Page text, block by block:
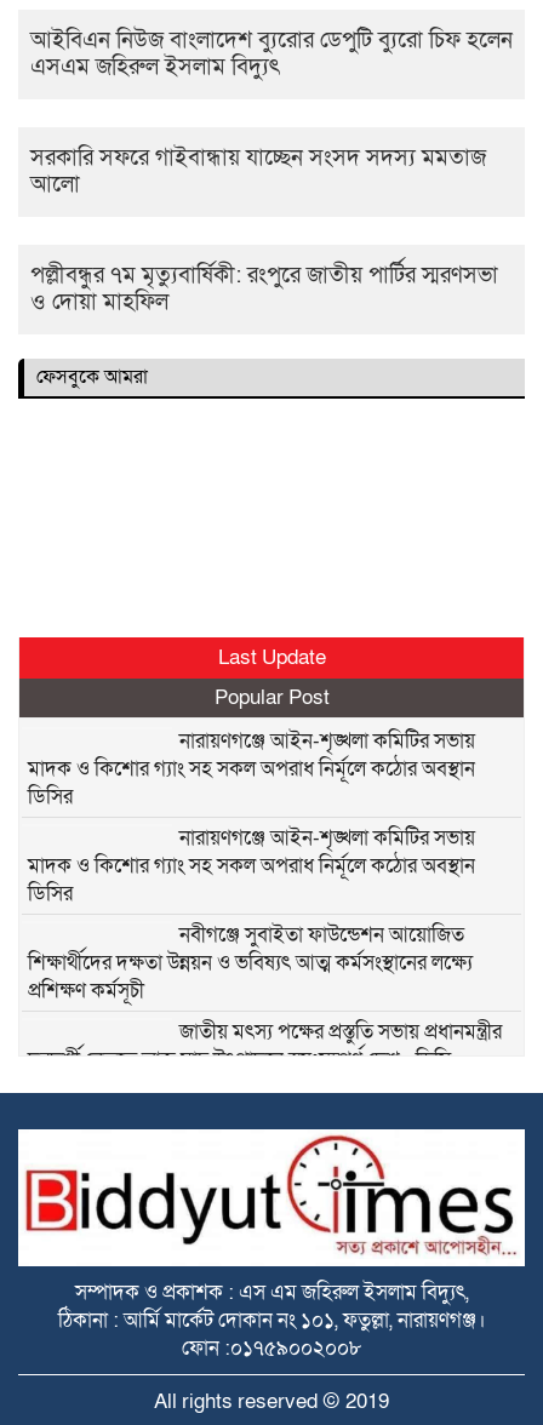
আইবিএন নিউজ বাংলাদেশ ব্যুরোর ডেপুটি ব্যুরো চিফ হলেন
এসএম জহিরুল ইসলাম বিদ্যুৎ
সরকারি সফরে গাইবান্ধায় যাচ্ছেন সংসদ সদস্য মমতাজ
আলো
পল্লীবন্ধুর ৭ম মৃত্যুবার্ষিকী: রংপুরে জাতীয় পার্টির স্মরণসভা
ও দোয়া মাহফিল
ফেসবুকে আমরা
Last Update
Popular Post
নারায়ণগঞ্জে আইন-শৃঙ্খলা কমিটির সভায়
মাদক ও কিশোর গ্যাং সহ সকল অপরাধ নির্মূলে কঠোর অবস্থান
ডিসির
নারায়ণগঞ্জে আইন-শৃঙ্খলা কমিটির সভায়
মাদক ও কিশোর গ্যাং সহ সকল অপরাধ নির্মূলে কঠোর অবস্থান
ডিসির
নবীগঞ্জে সুবাইতা ফাউন্ডেশন আয়োজিত
শিক্ষার্থীদের দক্ষতা উন্নয়ন ও ভবিষ্যৎ আত্ম কর্মসংস্থানের লক্ষ্যে
প্রশিক্ষণ কর্মসূচী
জাতীয় মৎস্য পক্ষের প্রস্তুতি সভায় প্রধানমন্ত্রীর
দূরদর্শী নেতৃত্বে আজ মাছ উৎপাদনে স্বয়ংসম্পূর্ণ দেশ : ডিসি
মো,রায়হান কবির
এডিটরস ক্লাব বাংলাদেশ এর চেয়ারম্যান
নজরুল ইসলাম তমিজীর সাথে জহিরুল ইসলাম
বিদ্যুতের সৌজন্যে সাক্ষাৎ
PM to visit Chattogram tomorrow,
Seven venues ready; security
tightened in Banshkhali, Fatikchhari
and Hathazari
নারায়ণগঞ্জের উন্নয়নে ঐক্যবদ্ধভাবে কাজ করার
অঙ্গিকার ৫ এমপি ও ব্যবসায়ী মহলের
সম্পাদক ও প্রকাশক : এস এম জহিরুল ইসলাম বিদ্যুৎ,
ঠিকানা : আর্মি মার্কেট দোকান নং ১০১, ফতুল্লা, নারায়ণগঞ্জ।
ফোন :০১৭৫৯০০২০০৮
All rights reserved © 2019